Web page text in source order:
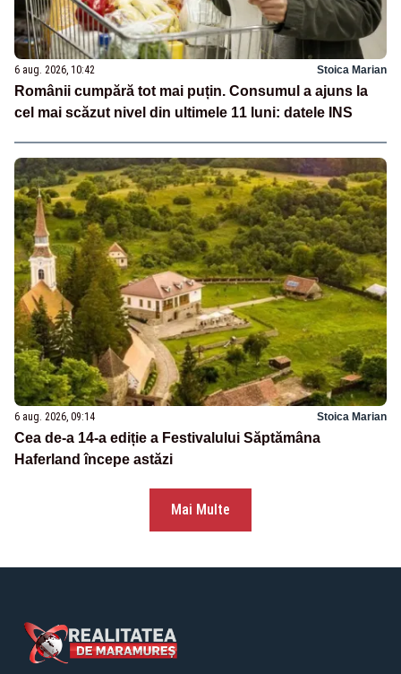
6 aug. 2026, 10:42 Stoica Marian
Românii cumpără tot mai puțin. Consumul a ajuns la
cel mai scăzut nivel din ultimele 11 luni: datele INS
6 aug. 2026, 09:14 Stoica Marian
Cea de-a 14-a ediție a Festivalului Săptămâna
Haferland începe astăzi
Mai Multe